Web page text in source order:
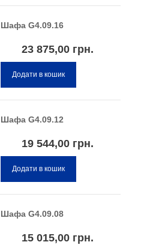
Шафа G4.09.16
23 875,00 грн.
Додати в кошик
Шафа G4.09.12
19 544,00 грн.
Додати в кошик
Шафа G4.09.08
15 015,00 грн.